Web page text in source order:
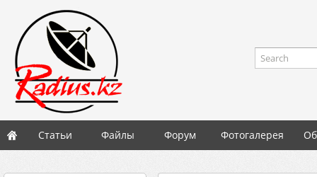
Search
Статьи Файлы Форум Фотогалерея